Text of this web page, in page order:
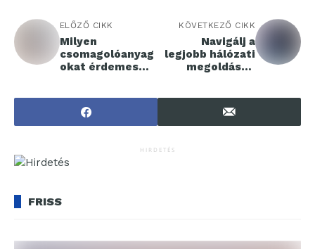
ELŐZŐ CIKK
Milyen
csomagolóanyag
okat érdemes
KÖVETKEZŐ CIKK
Navigálj a
legjobb hálózati
megoldások
HIRDETÉS
FRISS